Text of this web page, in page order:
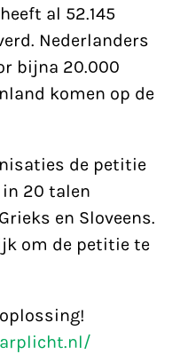
al 52.145
Nederlanders
bijna 20.000
komen op de
de petitie
20 talen
en Sloveens.
om de petitie te